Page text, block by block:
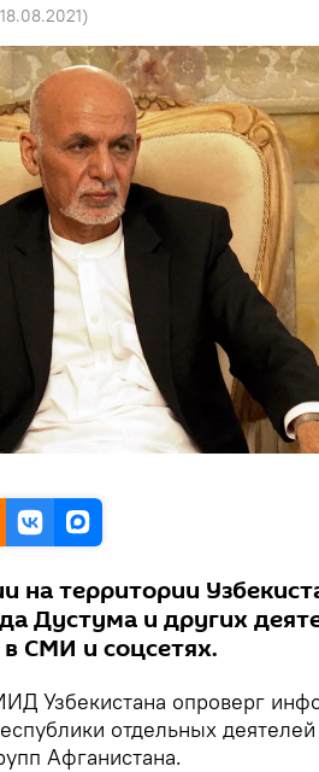
)
на территории
Дустума и других
в СМИ и соцсетях.
Узбекистана опроверг
отдельных
Афганистана.